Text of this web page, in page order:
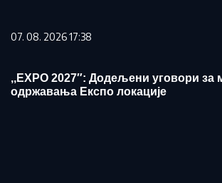
07. 08. 2026 17:38
,,ЕXPO 2027″: Додељени уговори за
одржавања Експо локације